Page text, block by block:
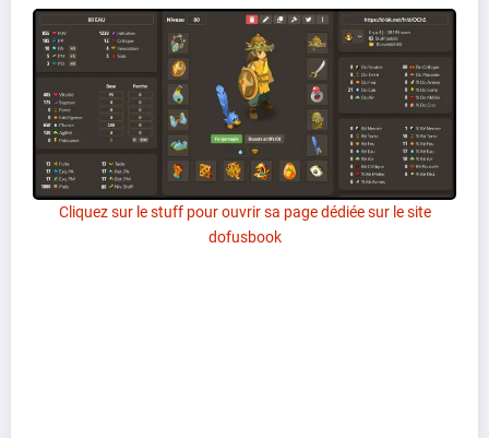
Cliquez sur le stuff pour ouvrir sa page dédiée sur le site
dofusbook